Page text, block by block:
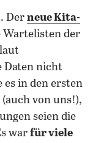
. Der neue Kita-
Wartelisten der
Daten nicht
in den ersten
(auch von uns!),
seien die
war für viele